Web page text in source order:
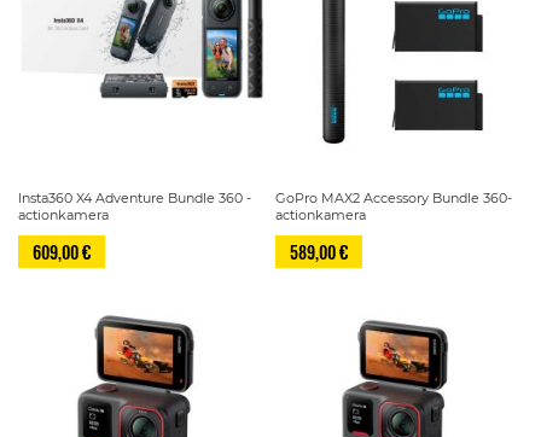
Insta360 X4 Adventure Bundle 360 -
actionkamera
609,00 €
GoPro MAX2 Accessory Bundle 360-
actionkamera
589,00 €